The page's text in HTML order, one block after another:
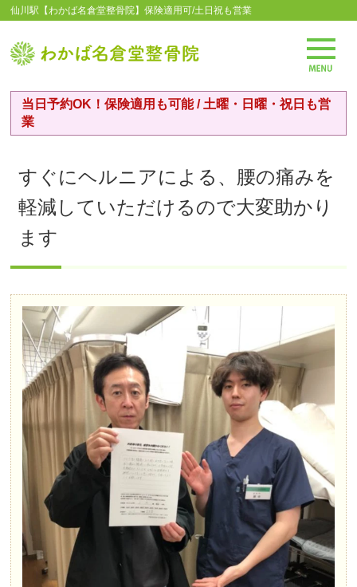
仙川駅【わかば名倉堂整骨院】保険適用可/土日祝も営業
当日予約OK！保険適用も可能 / 土曜・日曜・祝日も営
業
すぐにヘルニアによる、腰の痛みを
軽減していただけるので大変助かり
ます